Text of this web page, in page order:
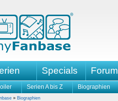
Specials Forum
Serien A bis Z Biographien
» Biographien